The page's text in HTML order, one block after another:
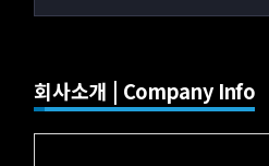
회사소개 | Company Info